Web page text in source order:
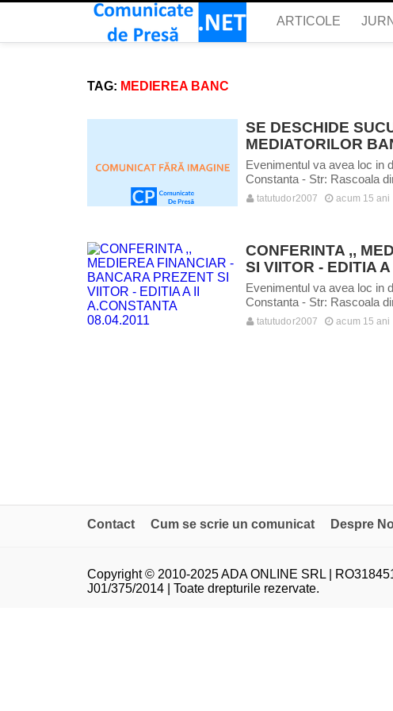
ARTICOLE
TAG: MEDIEREA BANC
SE DESCHIDE
MEDIATORILOR
Evenimentul va avea loc in
Constanta - Str: Rascoala
tatutudor2007 acum 15 ani
CONFERINTA ,,
SI VIITOR - EDITIA
Evenimentul va avea loc in
Constanta - Str: Rascoala
tatutudor2007 acum 15 ani
Contact Cum se scrie un comunicat Despre
Copyright © 2010-2025 ADA ONLINE SRL |
J01/375/2014 | Toate drepturile rezervate.